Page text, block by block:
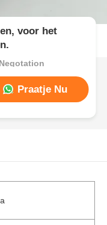
voor het
Praatje Nu